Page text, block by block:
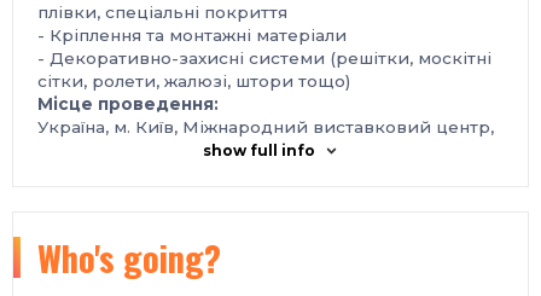
плівки, спеціальні покриття
- Кріплення та монтажні матеріали
- Декоративно-захисні системи (решітки, москітні
сітки, ролети, жалюзі, штори тощо)
Місце проведення:
Україна, м. Київ, Міжнародний виставковий центр,
Броварський проспект, 15, станція метро
e-mail: plast@iec-expo.com.ua
https://www.iec-expo.com.ua/eurobuild-
show full info
Who's going?